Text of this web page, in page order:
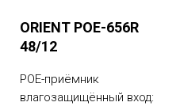
ORIENT POE-656R
48/12
POE-приёмник
влагозащищённый вход: